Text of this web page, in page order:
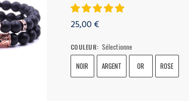
25,00€
COULEUR: Sélectionne
NOIR ARGENT OR ROSE